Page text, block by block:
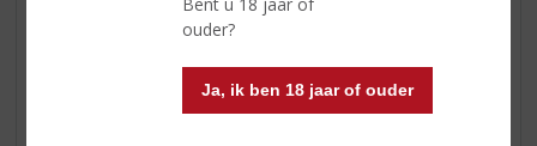
ouder?
Ja, ik ben 18 jaar of ouder
Three Sixty Vodkain
Schenk er een scheutje limoensap bij
Vul verder aan met Sprite of 7-up en roer zachtjes